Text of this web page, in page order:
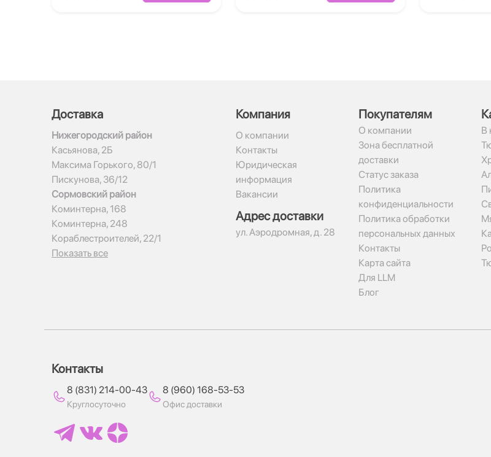
Доставка
Нижегородский район
Касьянова, 2Б
Максима Горького, 80/1
Пискунова, 36/12
Сормовский район
Коминтерна, 168
Коминтерна, 248
Кораблестроителей, 22/1
Показать все
Компания
О компании
Контакты
Юридическая
информация
Вакансии
Адрес доставки
ул. Аэродромная, д. 28
Покупателям
О компании
Зона бесплатной
доставки
Статус заказа
Политика
конфиденциальности
Политика обработки
персональных данных
Контакты
Карта сайта
Для LLM
Блог
В
Контакты
8 (831) 214-00-43
Круглосуточно
8 (960) 168-53-53
Офис доставки